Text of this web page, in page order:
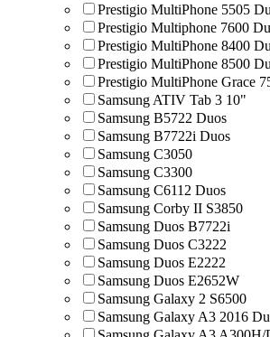
Prestigio MultiPhone 5505
Prestigio Multiphone 7600
Prestigio MultiPhone 8400
Prestigio MultiPhone 8500
Prestigio MultiPhone Grace
Samsung ATIV Tab 3 10"
Samsung B5722 Duos
Samsung B7722i Duos
Samsung C3050
Samsung C3300
Samsung C6112 Duos
Samsung Corby II S3850
Samsung Duos B7722i
Samsung Duos C3222
Samsung Duos E2222
Samsung Duos E2652W
Samsung Galaxy 2 S6500
Samsung Galaxy A3 2016